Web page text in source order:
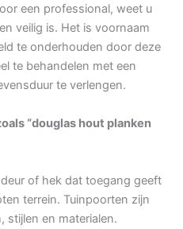
een professional, weet u
veilig is. Het is voornaam
te onderhouden door deze
te behandelen met een
te verlengen.
“douglas hout planken
of hek dat toegang geeft
terrein. Tuinpoorten zijn
stijlen en materialen.